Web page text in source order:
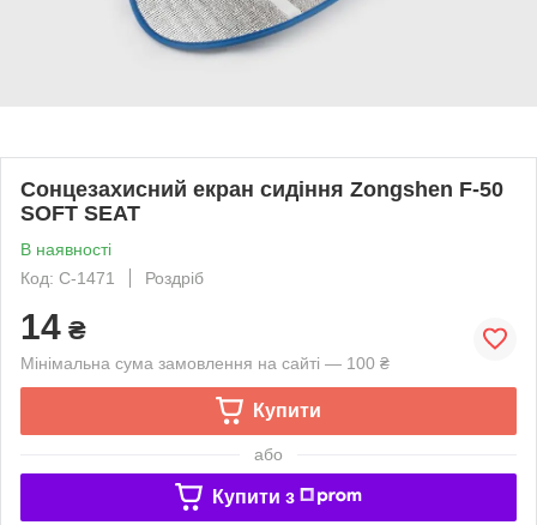
Сонцезахисний екран сидіння Zongshen F-50
SOFT SEAT
В наявності
Код: C-1471
Роздріб
14 ₴
Мінімальна сума замовлення на сайті — 100 ₴
Купити
або
Купити з